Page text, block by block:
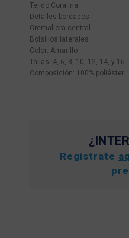
Tejido Coralina
Detalles bordados
Cremallera central
Bolsillos laterales
Color: Amarillo
Tallas: 4, 6, 8, 10, 12, 14, y 16
Composición: 100% poliéster
Registrate